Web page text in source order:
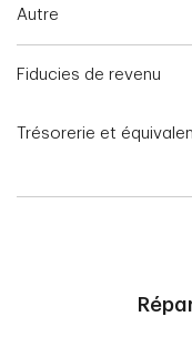
Autre
Fiducies de revenu
Trésorerie et